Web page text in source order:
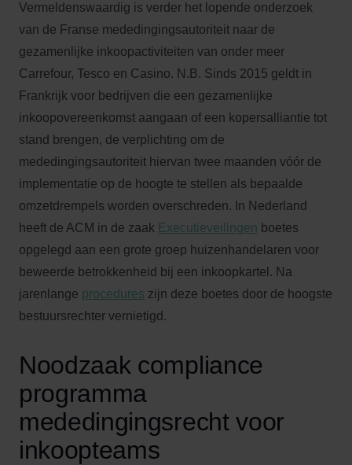
Vermeldenswaardig is verder het lopende onderzoek
van de Franse mededingingsautoriteit naar de
gezamenlijke inkoopactiviteiten van onder meer
Carrefour, Tesco en Casino. N.B. Sinds 2015 geldt in
Frankrijk voor bedrijven die een gezamenlijke
inkoopovereenkomst aangaan of een kopersalliantie tot
stand brengen, de verplichting om de
mededingingsautoriteit hiervan twee maanden vóór de
implementatie op de hoogte te stellen als bepaalde
omzetdrempels worden overschreden. In Nederland
heeft de ACM in de zaak Executieveilingen boetes
opgelegd aan een grote groep huizenhandelaren voor
beweerde betrokkenheid bij een inkoopkartel. Na
jarenlange procedures zijn deze boetes door de hoogste
bestuursrechter vernietigd.
Noodzaak compliance
programma
mededingingsrecht voor
inkoopteams